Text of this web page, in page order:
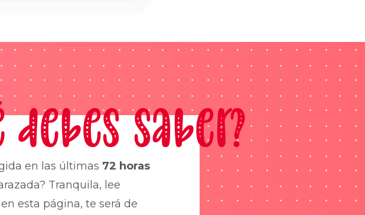
debes saber?
en las últimas 72 horas
Tranquila, lee
esta página, te será de